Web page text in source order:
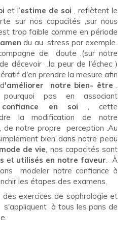
et l’estime de soi , reflètent le
sur nos capacités ,sur nous
trop faible comme en période
du au stress par exemple
de doute .(sur notre
décevoir ,la peur de l'échec )
d'en prendre la mesure afin
'améliorer notre bien- être .
pas en associant
confiance en soi , cette
la modification de notre
de notre propre perception .Au
bien dans notre peau
de vie, nos capacités sont
et utilisés en notre faveur. À
modeler notre confiance à
les étapes des examens.
des exercices de sophrologie et
s'appliquent à tous les pans de